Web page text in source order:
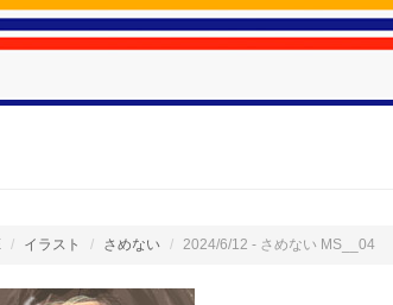
イラスト さめない 2024/6/12 - さめない MS__04